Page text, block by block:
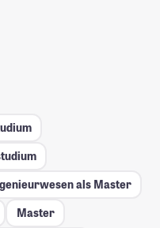
als Master
Master